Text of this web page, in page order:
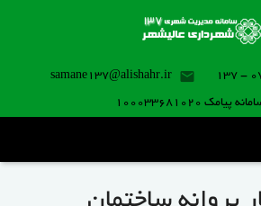
samane137@alishahr.ir
پیامک 100033681020